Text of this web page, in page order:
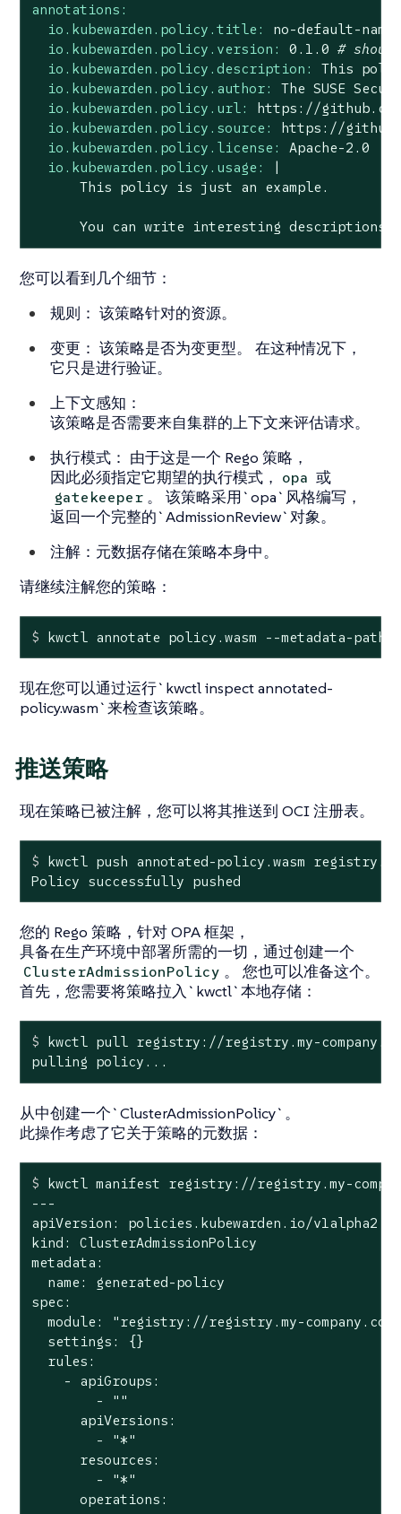
annotations:
io.kubewarden.policy.title:
no-default-
io.kubewarden.policy.version:
0.1 .0 #
io.kubewarden.policy.description:
This
io.kubewarden.policy.author:
The SUSE
io.kubewarden.policy.url:
https://
io.kubewarden.policy.source:
https://
io.kubewarden.policy.license:
Apache-2.0
io.kubewarden.policy.usage:
You can write interesting descriptions
您可以看到几个细节：
规则： 该策略针对的资源。
变更： 该策略是否为变更型。 在这种情况下，
它只是进行验证。
上下文感知：
该策略是否需要来自集群的上下文来评估请求。
执行模式： 由于这是一个 Rego 策略，
因此必须指定它期望的执行模式， opa 或
gatekeeper 。 该策略采用`opa`风格编写，
返回一个完整的`AdmissionReview`对象。
注解：元数据存储在策略本身中。
请继续注解您的策略：
$ kwctl annotate policy.wasm --metadata-path
现在您可以通过运行`kwctl inspect annotated-
policy.wasm`来检查该策略。
推送策略
现在策略已被注解，您可以将其推送到 OCI 注册表。
$ kwctl push annotated-policy.wasm
Policy successfully pushed
您的 Rego 策略，针对 OPA 框架，
具备在生产环境中部署所需的一切，通过创建一个
ClusterAdmissionPolicy 。 您也可以准备这个。
首先，您需要将策略拉入`kwctl`本地存储：
$ kwctl pull registry://registry.my-
pulling policy...
从中创建一个`ClusterAdmissionPolicy`。
此操作考虑了它关于策略的元数据：
$ kwctl manifest registry://registry.my-
---
apiVersion: policies.kubewarden.io/v1alpha2
kind: ClusterAdmissionPolicy
metadata:
  name: generated-policy
spec:
module: "registry://registry.my-
  settings: {}
  rules:
    - apiGroups:
        - ""
      apiVersions:
        - "*"
      resources:
        - "*"
      operations: